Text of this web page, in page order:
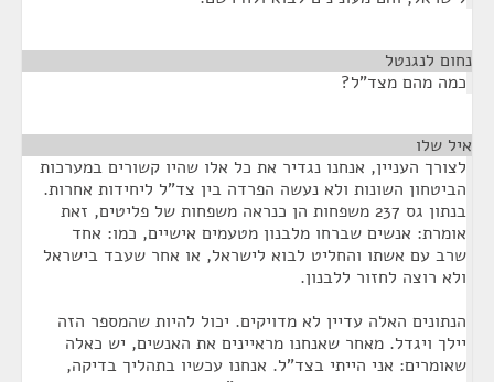
נחום לנגנטל
כמה מהם מצד"ל?
איל שלו
לצורך העניין, אנחנו נגדיר את כל אלו שהיו קשורים במערכות
הביטחון השונות ולא נעשה הפרדה בין צד"ל ליחידות אחרות.
בנתון גס 237 משפחות הן כנראה משפחות של פליטים, זאת
אומרת: אנשים שברחו מלבנון מטעמים אישיים, כמו: אחד
שרב עם אשתו והחליט לבוא לישראל, או אחר שעבד בישראל
ולא רוצה לחזור ללבנון.
הנתונים האלה עדיין לא מדויקים. יכול להיות שהמספר הזה
יילך ויגדל. מאחר שאנחנו מראיינים את האנשים, יש כאלה
שאומרים: אני הייתי בצד"ל. אנחנו עכשיו בתהליך בדיקה,